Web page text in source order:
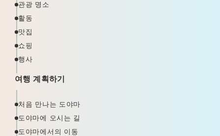
관광 명소
활동
맛집
쇼핑
행사
여행 계획하기
처음 만나는 도야마
도야마에 오시는 길
도야마에서의 이동